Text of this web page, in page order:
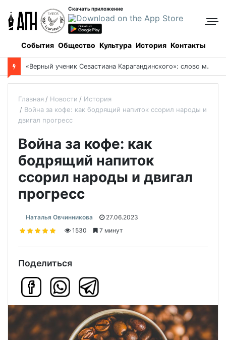
Скачать приложение
События Общество Культура История Контакты
Боровое: когда и как все начиналось, и кто все начинал
Главная Новости
История
Война за кофе: как бодрящий напиток ссорил народы и
двигал прогресс
Война за кофе: как
бодрящий напиток
ссорил народы и двигал
прогресс
Наталья Овчинникова
27.06.2023
1530
7 минут
Поделиться